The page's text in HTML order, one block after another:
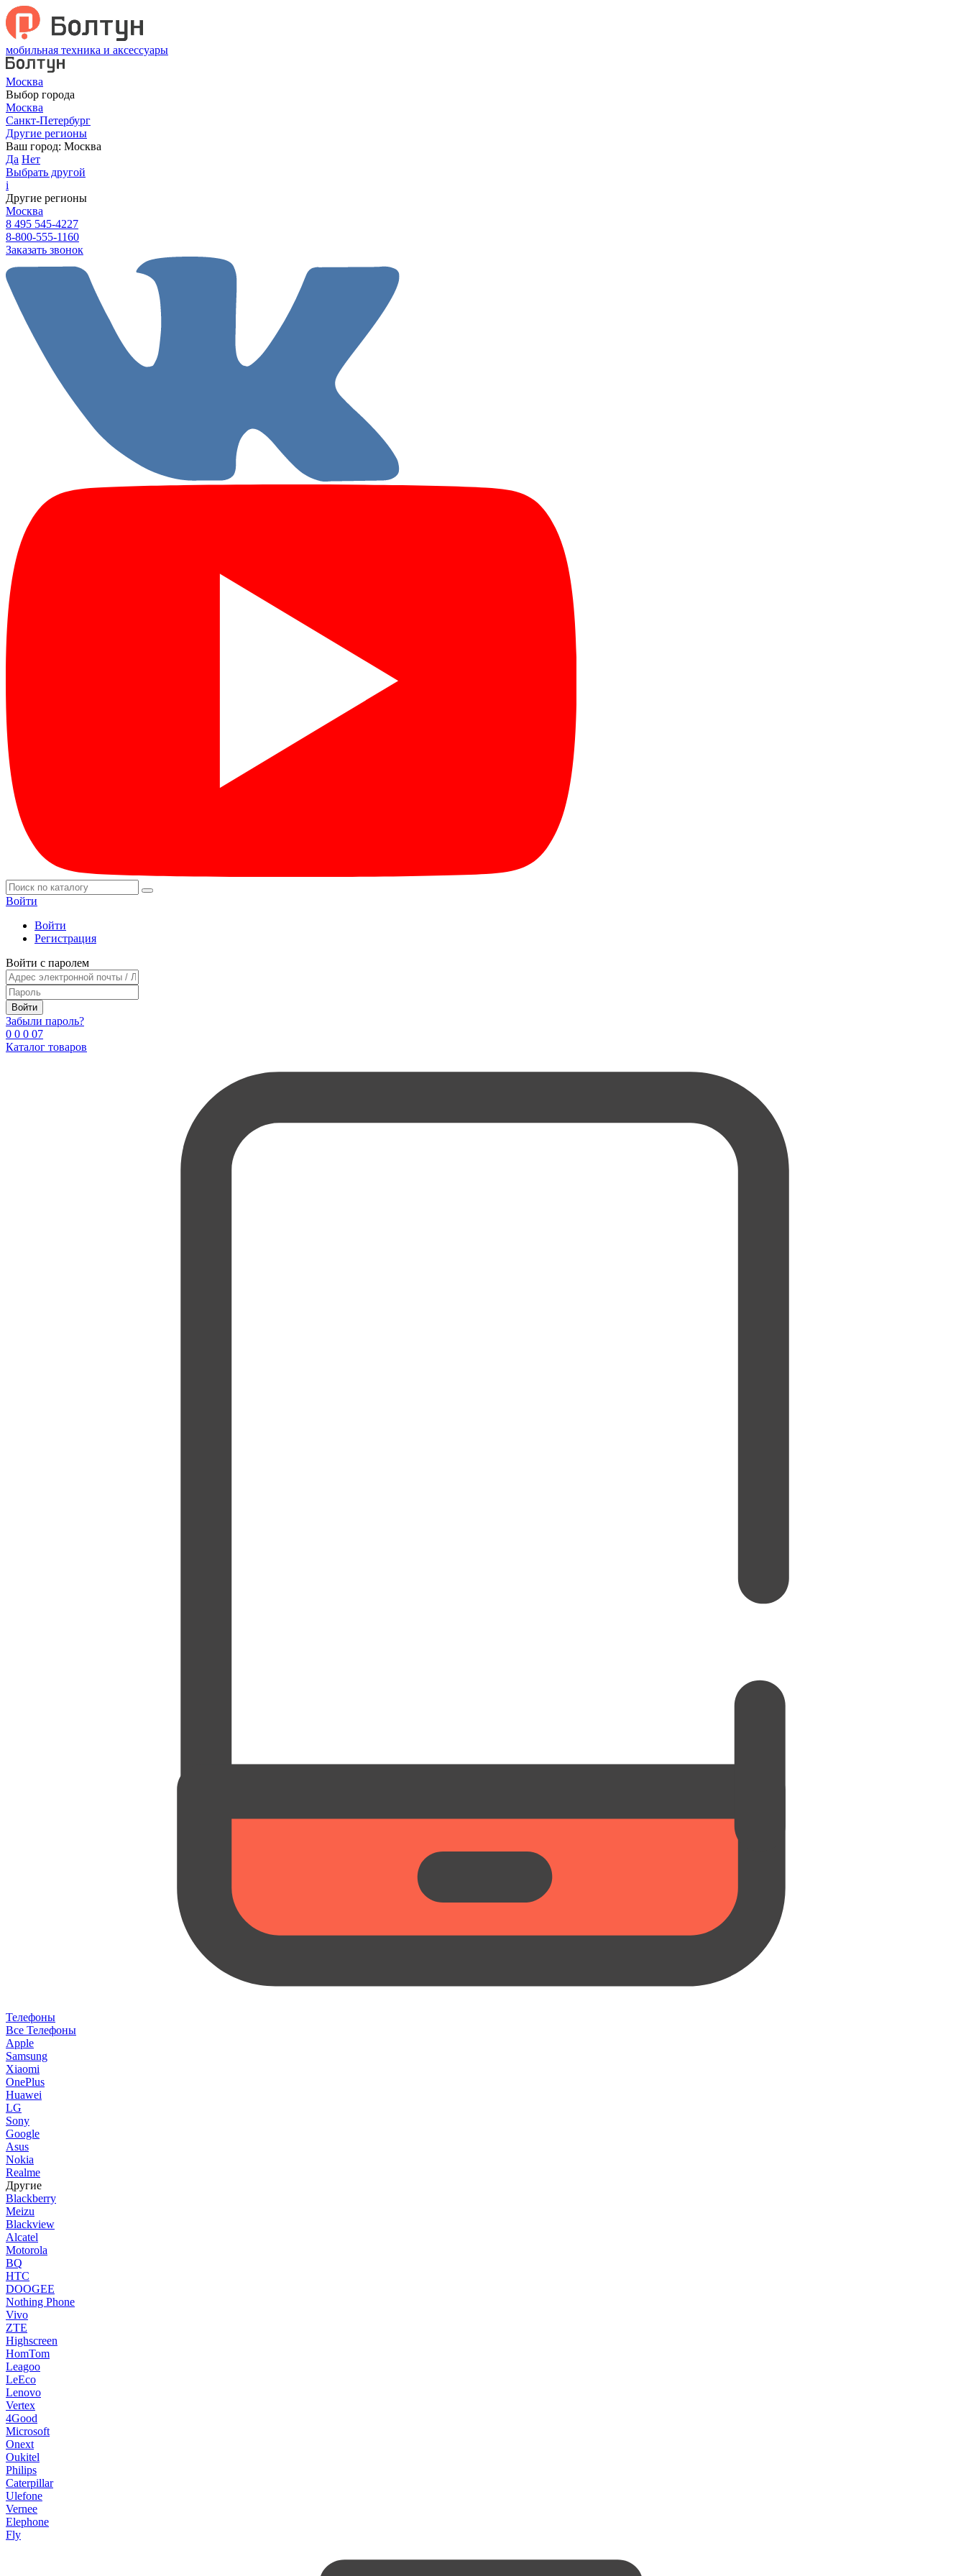
мобильная техника и аксессуары
Москва
Выбор города
Москва
Санкт-Петербург
Другие регионы
Ваш город: Москва
Да Нет
Выбрать другой
i
Другие регионы
Москва
8 495 545-4227
8-800-555-1160
Заказать звонок
Войти
Войти
Регистрация
Войти с паролем
Войти
Забыли пароль?
0 0 0 07
Каталог товаров
Телефоны
Все Телефоны
Apple
Samsung
Xiaomi
OnePlus
Huawei
LG
Sony
Google
Asus
Nokia
Realme
Другие
Blackberry
Meizu
Blackview
Alcatel
Motorola
BQ
HTC
DOOGEE
Nothing Phone
Vivo
ZTE
Highscreen
HomTom
Leagoo
LeEco
Lenovo
Vertex
4Good
Microsoft
Onext
Oukitel
Philips
Caterpillar
Ulefone
Vernee
Elephone
Fly